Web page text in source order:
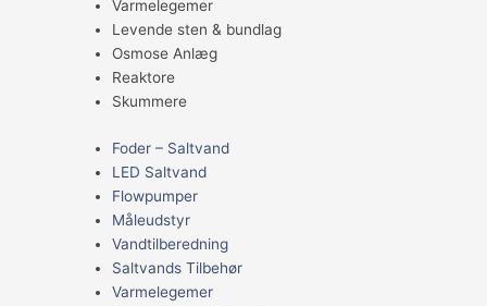
Varmelegemer
Levende sten & bundlag
Osmose Anlæg
Reaktore
Skummere
Foder – Saltvand
LED Saltvand
Flowpumper
Måleudstyr
Vandtilberedning
Saltvands Tilbehør
Varmelegemer